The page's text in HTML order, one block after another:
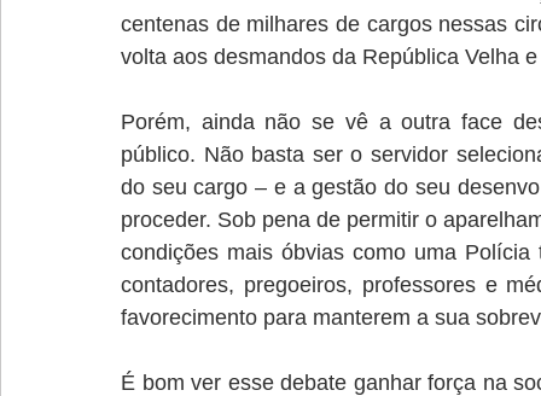
centenas de milhares de cargos nessas
volta aos desmandos da República Velha
Porém, ainda não se vê a outra face
público. Não basta ser o servidor
do seu cargo – e a gestão do seu
proceder. Sob pena de permitir o
condições mais óbvias como uma
contadores, pregoeiros, professores e
favorecimento para manterem a sua
É bom ver esse debate ganhar força na